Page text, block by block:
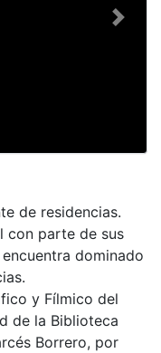
Next
de residencias.
con parte de sus
dominado
y Fílmico del
de la Biblioteca
Borrero, por